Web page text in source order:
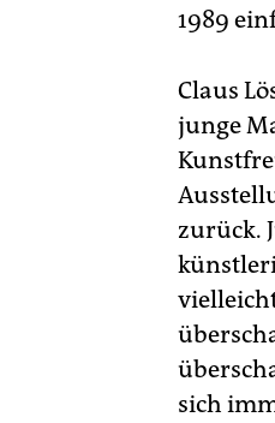
1989
Claus
junge
zurück.
sich